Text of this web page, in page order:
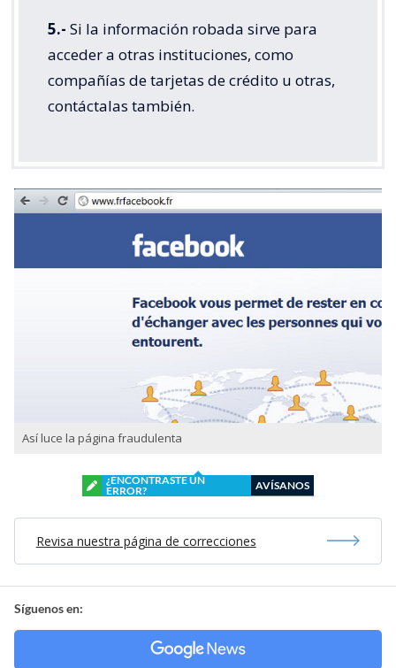
5.- Si la información robada sirve para
acceder a otras instituciones, como
compañías de tarjetas de crédito u otras,
contáctalas también.
Así luce la página fraudulenta
¿ENCONTRASTE UN
ERROR?
AVÍSANOS
Revisa nuestra página de correcciones
Síguenos en: